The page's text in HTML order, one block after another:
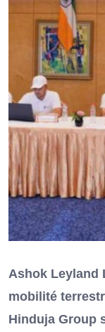
Ashok Leyland
mobilité
Hinduja Group